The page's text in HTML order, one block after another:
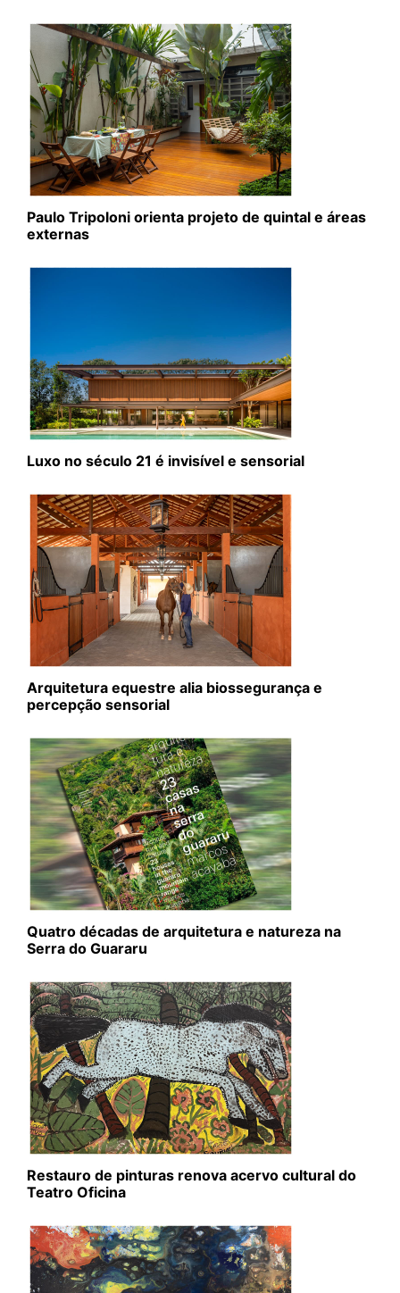
Paulo Tripoloni orienta projeto de quintal e áreas
externas
Luxo no século 21 é invisível e sensorial
Arquitetura equestre alia biossegurança e
percepção sensorial
Quatro décadas de arquitetura e natureza na
Serra do Guararu
Restauro de pinturas renova acervo cultural do
Teatro Oficina